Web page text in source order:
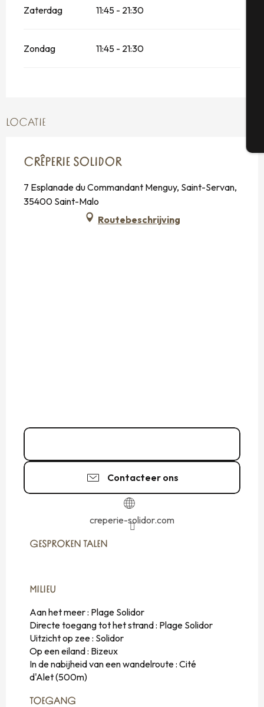
Zaterdag 11:45 - 21:30
Zondag 11:45 - 21:30
LOCATIE
CRÊPERIE SOLIDOR
7 Esplanade du Commandant Menguy, Saint-Servan,
35400 Saint-Malo
Routebeschrijving
Contacteer ons
creperie-solidor.com
GESPROKEN TALEN
GESPROKEN TALEN
MILIEU
MILIEU
Aan het meer : Plage Solidor
Directe toegang tot het strand : Plage Solidor
Uitzicht op zee : Solidor
Op een eiland : Bizeux
In de nabijheid van een wandelroute : Cité
d'Alet(500m)
TOEGANG
TOEGANG